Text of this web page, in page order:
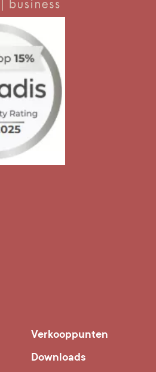
Verkooppunten
Downloads